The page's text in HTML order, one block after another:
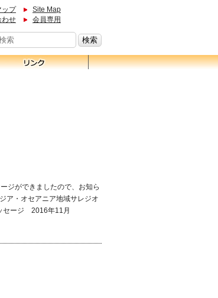
ップ
Site Map
わせ
会員専用
ジができましたので、お知ら
ア・オセアニア地域サレジオ
セージ 2016年11月